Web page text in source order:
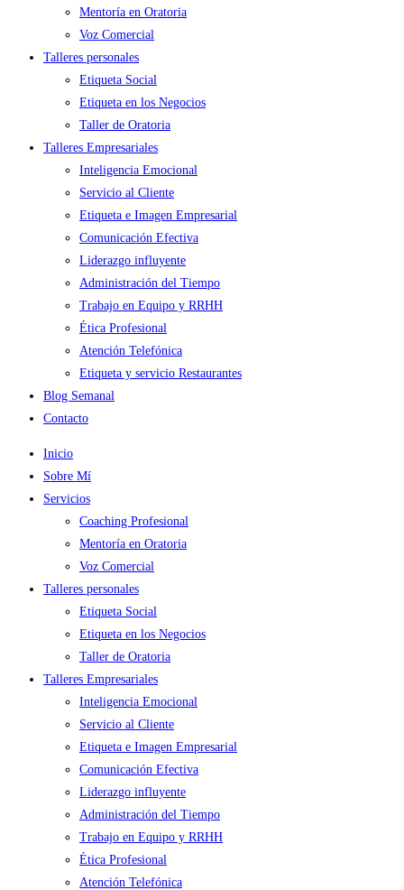
Mentoría en Oratoria
Voz Comercial
Talleres personales
Etiqueta Social
Etiqueta en los Negocios
Taller de Oratoria
Talleres Empresariales
Inteligencia Emocional
Servicio al Cliente
Etiqueta e Imagen Empresarial
Comunicación Efectiva
Liderazgo influyente
Administración del Tiempo
Trabajo en Equipo y RRHH
Ética Profesional
Atención Telefónica
Etiqueta y servicio Restaurantes
Blog Semanal
Contacto
Inicio
Sobre Mí
Servicios
Coaching Profesional
Mentoría en Oratoria
Voz Comercial
Talleres personales
Etiqueta Social
Etiqueta en los Negocios
Taller de Oratoria
Talleres Empresariales
Inteligencia Emocional
Servicio al Cliente
Etiqueta e Imagen Empresarial
Comunicación Efectiva
Liderazgo influyente
Administración del Tiempo
Trabajo en Equipo y RRHH
Ética Profesional
Atención Telefónica